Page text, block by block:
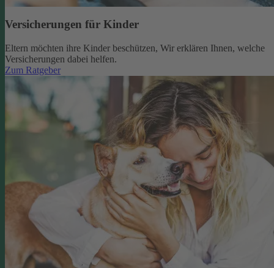
Versicherungen für Kinder
Eltern möchten ihre Kinder beschützen, Wir erklären Ihnen, welche
Versicherungen dabei helfen.
Zum Ratgeber